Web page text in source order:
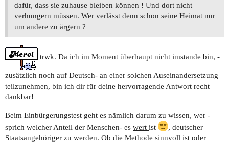
dafür, dass sie zuhause bleiben können ! Und dort nicht
verhungern müssen. Wer verlässt denn schon seine Heimat nur
um andere zu ärgern ?
trwk. Da ich im Moment überhaupt nicht imstande bin, -
zusätzlich noch auf Deutsch- an einer solchen Auseinandersetzung
teilzunehmen, bin ich dir für deine hervorragende Antwort recht
dankbar!
Beim Einbürgerungstest geht es nämlich darum zu wissen, wer -
sprich welcher Anteil der Menschen- es wert ist
, deutscher
Staatsangehöriger zu werden. Ob die Methode sinnvoll ist oder